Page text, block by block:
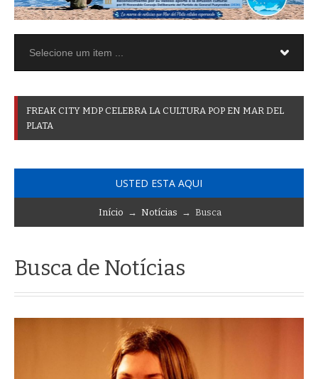
FREAK CITY MDP CELEBRA LA CULTURA POP EN MAR DEL
PLATA
USTED ESTA AQUI
Início → Notícias → Busca
Busca de Notícias